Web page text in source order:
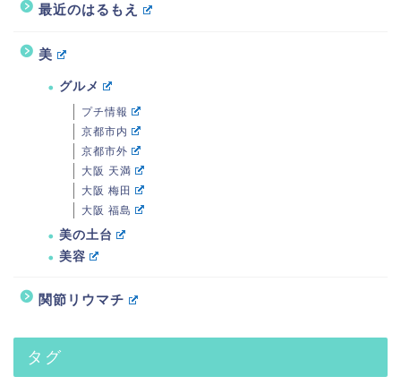
最近のはるもえ
美
グルメ
プチ情報
京都市内
京都市外
大阪 天満
大阪 梅田
大阪 福島
美の土台
美容
関節リウマチ
タグ